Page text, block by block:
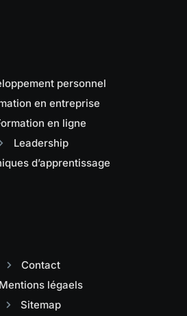
personnel
en entreprise
en ligne
Leadership
d’apprentissage
Contact
Mentions légaels
Sitemap